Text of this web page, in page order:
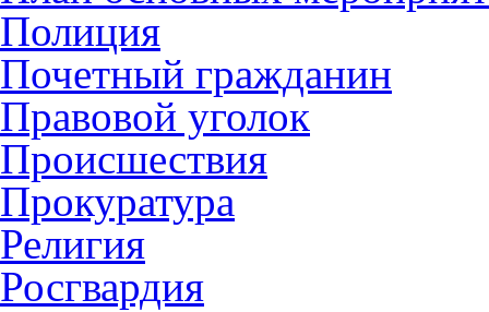
Полиция
Почетный гражданин
Правовой уголок
Происшествия
Прокуратура
Религия
Росгвардия